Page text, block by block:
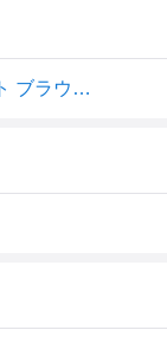
山崎実業 smart ティッシュケース スマート 4903208079846 4903208079853 ホワイト ブラウン 7984 7985